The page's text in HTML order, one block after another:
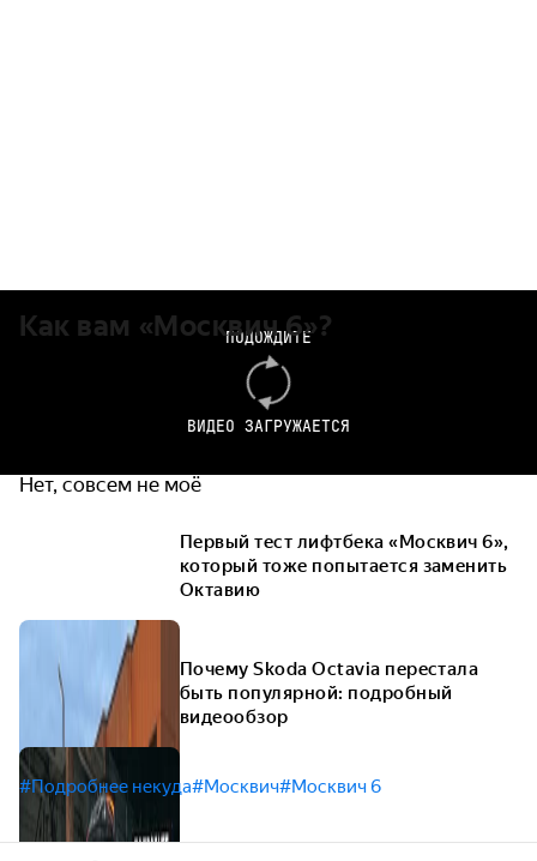
ПОДОЖДИТЕ
ВИДЕО ЗАГРУЖАЕТСЯ
Как вам «Москвич 6»?
Нет, совсем не моё
Первый тест лифтбека «Москвич 6»,
который тоже попытается заменить
Октавию
Почему Skoda Octavia перестала
быть популярной: подробный
видеообзор
#Подробнее некуда#Москвич#Москвич 6